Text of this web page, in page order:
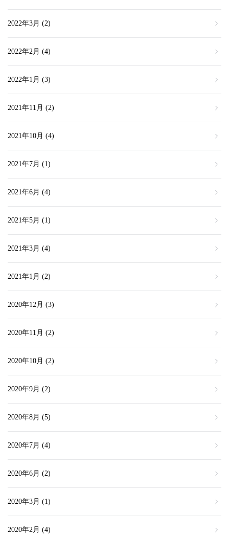
2022年3月 (2)
2022年2月 (4)
2022年1月 (3)
2021年11月 (2)
2021年10月 (4)
2021年7月 (1)
2021年6月 (4)
2021年5月 (1)
2021年3月 (4)
2021年1月 (2)
2020年12月 (3)
2020年11月 (2)
2020年10月 (2)
2020年9月 (2)
2020年8月 (5)
2020年7月 (4)
2020年6月 (2)
2020年3月 (1)
2020年2月 (4)